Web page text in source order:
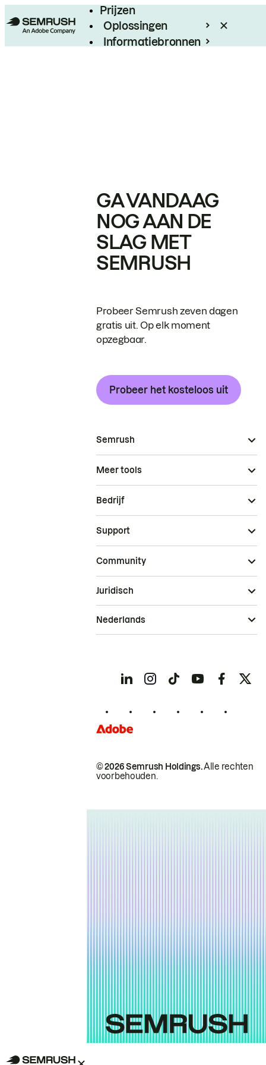
Prijzen
Oplossingen
Informatiebronnen
GA VANDAAG
NOG AAN DE
SLAG MET
SEMRUSH
Probeer Semrush zeven dagen
gratis uit. Op elk moment
opzegbaar.
Probeer het kosteloos uit
Semrush
Meer tools
Bedrijf
Support
Community
© 2026 Semrush Holdings.Alle rechten
voorbehouden.
Juridisch
Nederlands